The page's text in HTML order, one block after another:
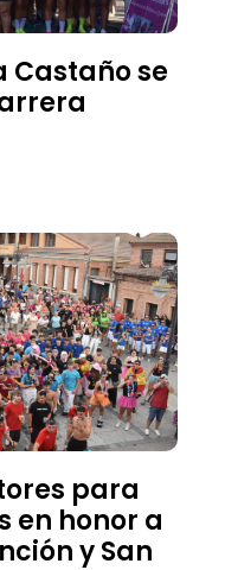
Castaño se
para
en honor a
y San